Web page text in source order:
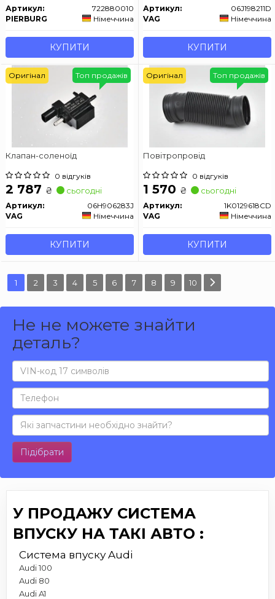
Артикул:
722880010
PIERBURG
Німеччина
КУПИТИ
Артикул:
06J198211D
VAG
Німеччина
КУПИТИ
Клапан-соленоїд
0 відгуків
2 787 ₴ сьогодні
Артикул:
06H906283J
VAG
Німеччина
КУПИТИ
Топ продажів
Оригінал
Повітропровід
0 відгуків
1 570 ₴ сьогодні
Артикул:
1K0129618CD
VAG
Німеччина
КУПИТИ
Топ продажів
Оригінал
1 2 3 4 5 6 7 8 9 10
Не не можете знайти
деталь?
Підібрати
У ПРОДАЖУ СИСТЕМА
ВПУСКУ НА ТАКІ АВТО :
Система впуску Audi
Audi 100
Audi 80
Audi A1